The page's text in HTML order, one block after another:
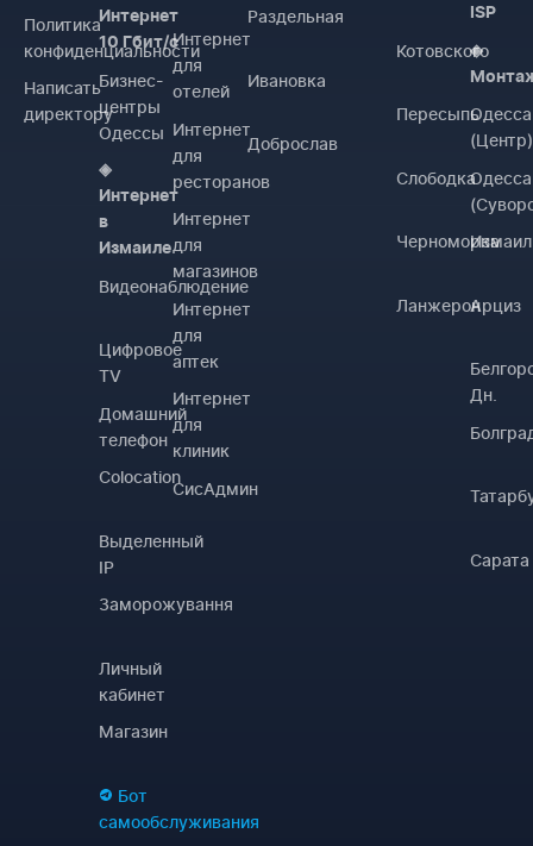
Политика
конфиденциальности
Написать
директору
Интернет
10 Гбит/с
Бизнес-
центры
Одессы
◈
Интернет
в
Измаиле
Видеонаблюдение
Цифровое
TV
Домашний
телефон
Colocation
Выделенный
IP
Заморожування
Личный
кабинет
Магазин
Бот
самообслуживания
Интернет
для
отелей
Интернет
для
ресторанов
Интернет
для
магазинов
Интернет
для
аптек
Интернет
для
клиник
СисАдмин
Раздельная
Ивановка
Доброслав
Котовского
Пересыпь
Слободка
Черноморка
Ланжерон
ISP
◈
Одесса
(Центр)
Одесса
Измаил
Арциз
Дн.
Сарата